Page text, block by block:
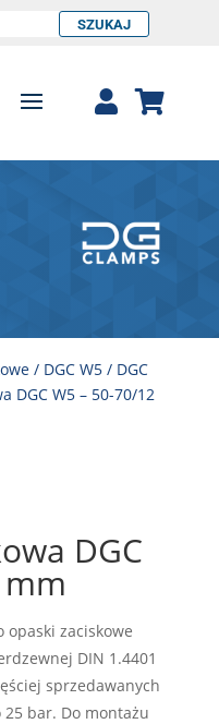
SZUKAJ
/ DGC W5/ DGC
DGC W5 – 50-70/12
DGC
opaski zaciskowe
DIN 1.4401
sprzedawanych
bar. Do montażu